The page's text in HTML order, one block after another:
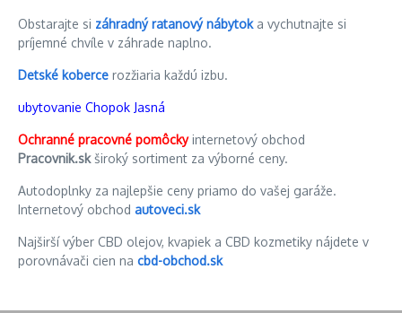
Obstarajte si záhradný ratanový nábytoka vychutnajte si
príjemné chvíle v záhrade naplno.
Detské koberce rozžiaria každú izbu.
ubytovanie Chopok Jasná
Ochranné pracovné pomôckyinternetový obchod
Pracovnik.skširoký sortiment za výborné ceny.
Autodoplnky za najlepšie ceny priamo do vašej garáže.
Internetový obchod autoveci.sk
Najširší výber CBD olejov, kvapiek a CBD kozmetiky nájdete v
porovnávači cien na cbd-obchod.sk